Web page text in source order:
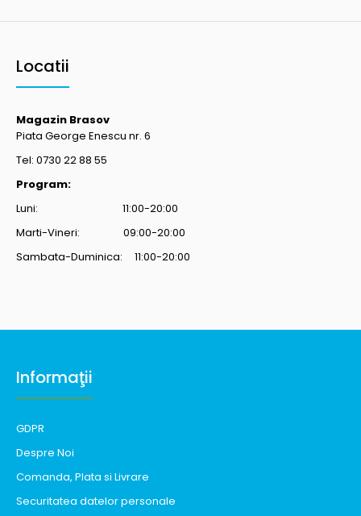
Locatii
Magazin Brasov
Piata George Enescu nr. 6
Tel: 0730 22 88 55
Program:
Luni: 11:00-20:00
Marti-Vineri: 09:00-20:00
Sambata-Duminica: 11:00-20:00
Informaţii
GDPR
Despre Noi
Comanda, Plata si Livrare
Securitatea datelor personale